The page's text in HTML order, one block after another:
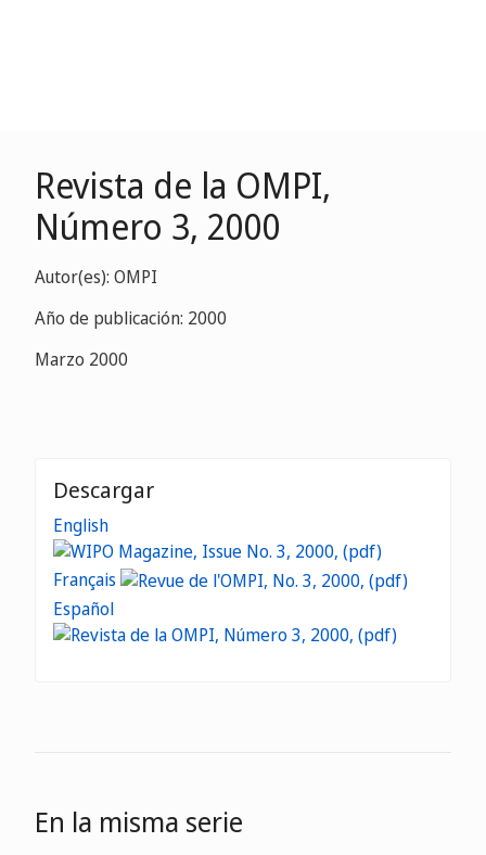
Revista de la OMPI,
Número 3, 2000
Autor(es): OMPI
Año de publicación: 2000
Marzo 2000
Descargar
English
Français
Español
En la misma serie